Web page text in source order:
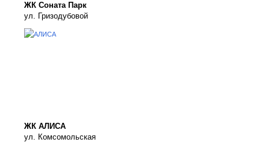
ЖК Соната Парк
ул. Гризодубовой
ЖК АЛИСА
ул. Комсомольская